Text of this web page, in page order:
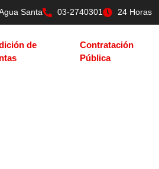
Santa 03-2740301 24 Horas
de
Contratación
Pública